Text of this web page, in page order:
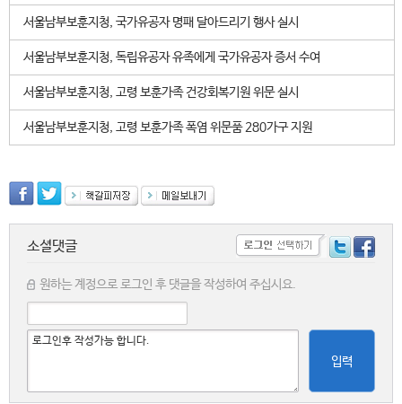
서울남부보훈지청, 국가유공자 명패 달아드리기 행사 실시
서울남부보훈지청, 독립유공자 유족에게 국가유공자 증서 수여
서울남부보훈지청, 고령 보훈가족 건강회복기원 위문 실시
서울남부보훈지청, 고령 보훈가족 폭염 위문품 280가구 지원
소셜댓글
원하는 계정으로 로그인 후 댓글을 작성하여 주십시요.
입력